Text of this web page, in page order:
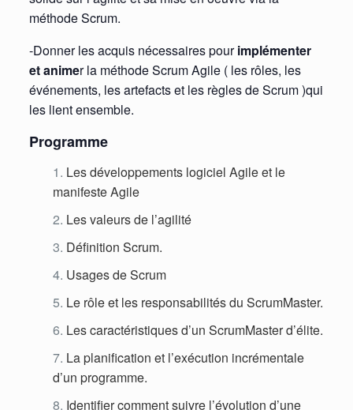
méthode Scrum.
-Donner les acquis nécessaires pourimplémenter
et animer la méthode Scrum Agile ( les rôles, les
événements, les artefacts et les règles de Scrum )qui
les lient ensemble.
Programme
Les développements logiciel Agile et le
manifeste Agile
Les valeurs de l’agilité
Définition Scrum.
Usages de Scrum
Le rôle et les responsabilités du ScrumMaster.
Les caractéristiques d’un ScrumMaster d’élite.
La planification et l’exécution incrémentale
d’un programme.
Identifier comment suivre l’évolution d’une